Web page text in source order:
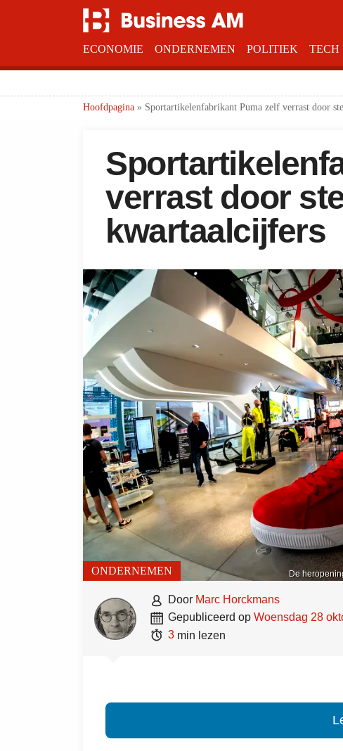
ECONOMIE ONDERNEMEN POLITIEK TECH
Hoofdpagina » Sportartikelenfabrikant Puma zelf verrast door
verrast door
kwartaalcijfers
De
ONDERNEMEN
 door Marc Horckmans
 gepubliceerd op woensdag 28
 3 min lezen